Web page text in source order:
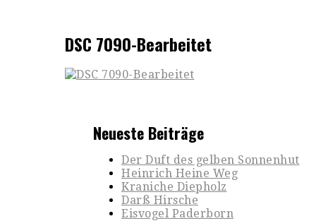
DSC 7090-Bearbeitet
Neueste Beiträge
Der Duft des gelben Sonnenhut
Heinrich Heine Weg
Kraniche Diepholz
Darß Hirsche
Eisvogel Paderborn